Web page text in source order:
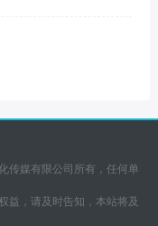
传媒有限公司所有，任何单
益，请及时告知，本站将及